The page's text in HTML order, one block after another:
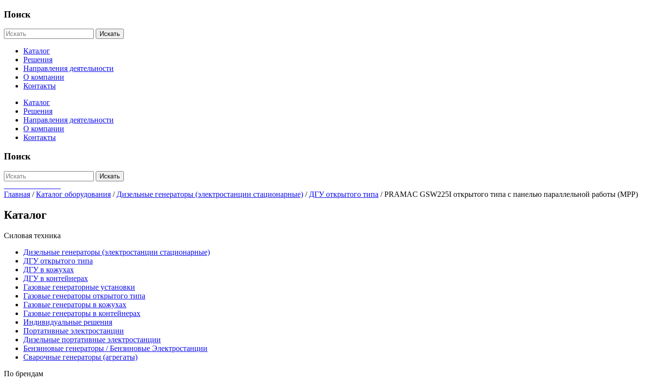
Поиск
Искать
Каталог
Решения
Направления деятельности
О компании
Контакты
Каталог
Решения
Направления деятельности
О компании
Контакты
Поиск
Искать
Главная /Каталог оборудования / Дизельные генераторы (электростанции стационарные) / ДГУ открытого типа /PRAMAC GSW225I открытого типа с панелью параллельной работы (MPP)
Каталог
Силовая техника
Дизельные генераторы (электростанции стационарные)
ДГУ открытого типа
ДГУ в кожухах
ДГУ в контейнерах
Газовые генераторные установки
Газовые генераторы открытого типа
Газовые генераторы в кожухах
Газовые генераторы в контейнерах
Индивидуальные решения
Портативные электростанции
Дизельные портативные электростанции
Бензиновые генераторы / Бензиновые Электростанции
Сварочные генераторы (агрегаты)
По брендам